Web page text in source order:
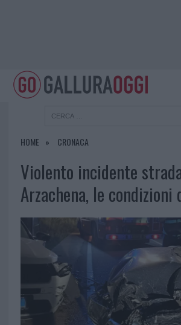
HOME CRONACA
Violento incidente
Arzachena, le